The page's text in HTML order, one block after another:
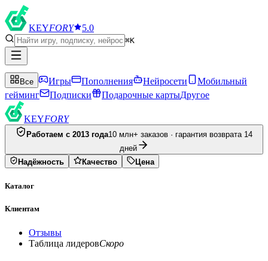
KEYFORY 5.0
⌘K
Все Игры Пополнения Нейросети
Мобильный
гейминг
Подписки Подарочные картыДругое
KEYFORY
Работаем с 2013 года10 млн+ заказов · гарантия возврата 14
дней
Надёжность
Качество Цена
Каталог
Клиентам
Отзывы
Таблица лидеровСкоро